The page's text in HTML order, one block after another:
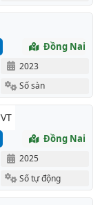
Đồng Nai
2023
Số sàn
Đồng Nai
2025
Số tự động